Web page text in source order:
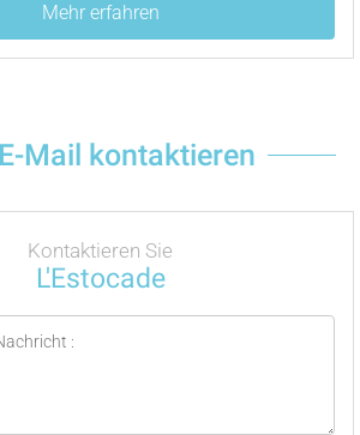
Mehr erfahren
Mail kontaktieren
Kontaktieren Sie
L'Estocade